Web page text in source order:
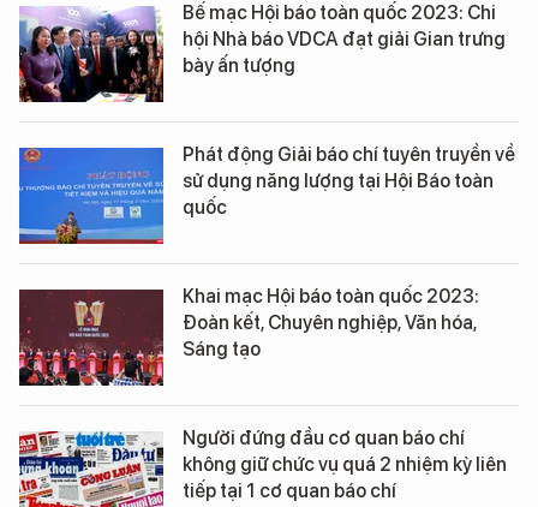
Bế mạc Hội báo toàn quốc 2023: Chi
hội Nhà báo VDCA đạt giải Gian trưng
bày ấn tượng
Phát động Giải báo chí tuyên truyền về
sử dụng năng lượng tại Hội Báo toàn
quốc
Khai mạc Hội báo toàn quốc 2023:
Đoàn kết, Chuyên nghiệp, Văn hóa,
Sáng tạo
Người đứng đầu cơ quan báo chí
không giữ chức vụ quá 2 nhiệm kỳ liên
tiếp tại 1 cơ quan báo chí